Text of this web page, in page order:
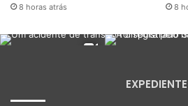
8 horas atrás 8
EXPEDIENTE